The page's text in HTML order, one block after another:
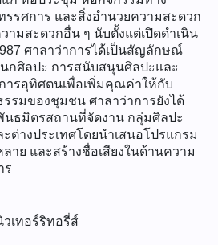
รศการ และสิ่งอำนวยความสะดวก
ามสะดวกอื่น ๆ นับตั้งแต่เปิดดำเนิน
ศาลาว่าการได้เป็นสัญลักษณ์
กศิลปะ การสนับสนุนศิลปะและ
ารอุทิศตนเพื่อเพิ่มคุณค่าให้กับ
รมของชุมชน ศาลาว่าการยังได้
นธมิตรสถานที่จัดงาน กลุ่มศิลปะ
ต่างประเทศโดยนำเสนอโปรแกรม
ย และสร้างชื่อเสียงในด้านความ
ร
เทอร์ริทอรี่ส์